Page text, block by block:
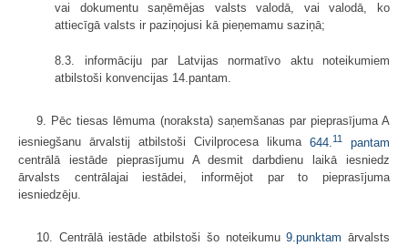
vai dokumentu saņēmējas valsts valodā, vai valodā, ko
attiecīgā valsts ir paziņojusi kā pieņemamu saziņā;
8.3. informāciju par Latvijas normatīvo aktu noteikumiem
atbilstoši konvencijas 14.pantam.
9. Pēc tiesas lēmuma (noraksta) saņemšanas par pieprasījuma A
iesniegšanu ārvalstij atbilstoši Civilprocesa likuma 644. 11
pantam
centrālā iestāde pieprasījumu A desmit darbdienu laikā iesniedz
ārvalsts centrālajai iestādei, informējot par to pieprasījuma
iesniedzēju.
10. Centrālā iestāde atbilstoši šo noteikumu9.punktam ārvalsts